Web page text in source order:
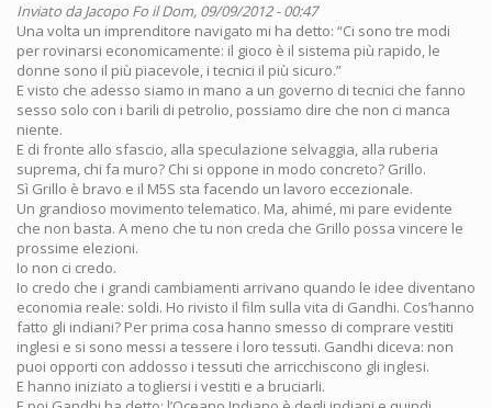
Inviato daJacopo Fo il Dom, 09/09/2012 - 00:47
Una volta un imprenditore navigato mi ha detto: “Ci sono tre modi
per rovinarsi economicamente: il gioco è il sistema più rapido, le
donne sono il più piacevole, i tecnici il più sicuro.”
E visto che adesso siamo in mano a un governo di tecnici che fanno
sesso solo con i barili di petrolio, possiamo dire che non ci manca
niente.
E di fronte allo sfascio, alla speculazione selvaggia, alla ruberia
suprema, chi fa muro? Chi si oppone in modo concreto? Grillo.
Sì Grillo è bravo e il M5S sta facendo un lavoro eccezionale.
Un grandioso movimento telematico. Ma, ahimé, mi pare evidente
che non basta. A meno che tu non creda che Grillo possa vincere le
prossime elezioni.
Io non ci credo.
Io credo che i grandi cambiamenti arrivano quando le idee diventano
economia reale: soldi. Ho rivisto il film sulla vita di Gandhi. Cos’hanno
fatto gli indiani? Per prima cosa hanno smesso di comprare vestiti
inglesi e si sono messi a tessere i loro tessuti. Gandhi diceva: non
puoi opporti con addosso i tessuti che arricchiscono gli inglesi.
E hanno iniziato a togliersi i vestiti e a bruciarli.